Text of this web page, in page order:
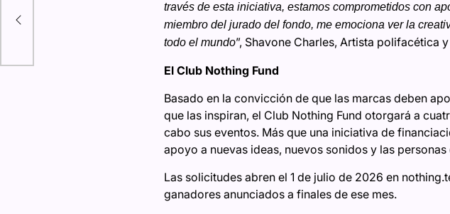
través de esta iniciativa, estamos comprometidos con
miembro del jurado del fondo, me emociona ver la
todo el mundo”, Shavone Charles, Artista polifacética
El Club Nothing Fund
Basado en la convicción de que las marcas deben
que las inspiran, el Club Nothing Fund otorgará a
cabo sus eventos. Más que una iniciativa de
apoyo a nuevas ideas, nuevos sonidos y las
Las solicitudes abren el 1 de julio de 2026 en
ganadores anunciados a finales de ese mes.